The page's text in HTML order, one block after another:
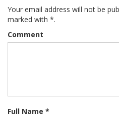
Your email address will not be
marked with *.
Comment
Full Name *